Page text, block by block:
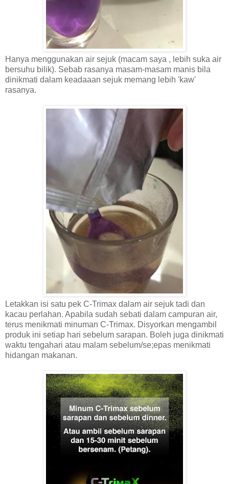
Hanya menggunakan air sejuk (macam saya , lebih suka air
bersuhu bilik). Sebab rasanya masam-masam manis bila
dinikmati dalam keadaaan sejuk memang lebih 'kaw'
rasanya.
Letakkan isi satu pek C-Trimax dalam air sejuk tadi dan
kacau perlahan. Apabila sudah sebati dalam campuran air,
terus menikmati minuman C-Trimax. Disyorkan mengambil
produk ini setiap hari sebelum sarapan. Boleh juga dinikmati
waktu tengahari atau malam sebelum/se;epas menikmati
hidangan makanan.